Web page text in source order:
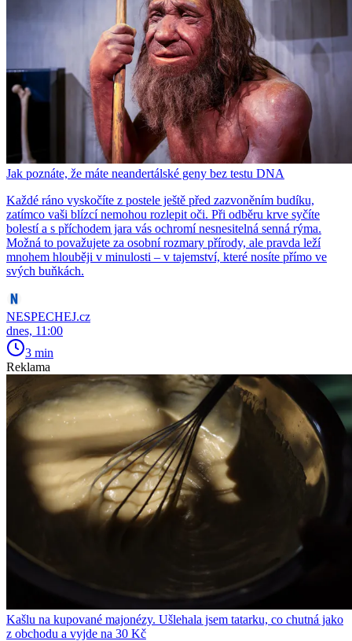
Jak poznáte, že máte neandertálské geny bez testu DNA
Každé ráno vyskočíte z postele ještě před zazvoněním budíku,
zatímco vaši blízcí nemohou rozlepit oči. Při odběru krve syčíte
bolestí a s příchodem jara vás ochromí nesnesitelná senná rýma.
Možná to považujete za osobní rozmary přírody, ale pravda leží
mnohem hlouběji v minulosti – v tajemství, které nosíte přímo ve
svých buňkách.
NESPECHEJ.cz
dnes, 11:00
3 min
Reklama
Kašlu na kupované majonézy. Ušlehala jsem tatarku, co chutná jako
z obchodu a vyjde na 30 Kč